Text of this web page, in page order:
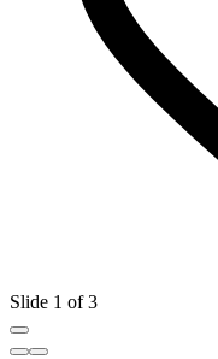
Slide 1 of 3